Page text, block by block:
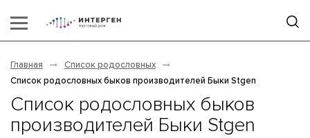
Главная
Список родословных
Список родословных быков производителей Быки Stgen
Список родословных быков
производителей Быки Stgen